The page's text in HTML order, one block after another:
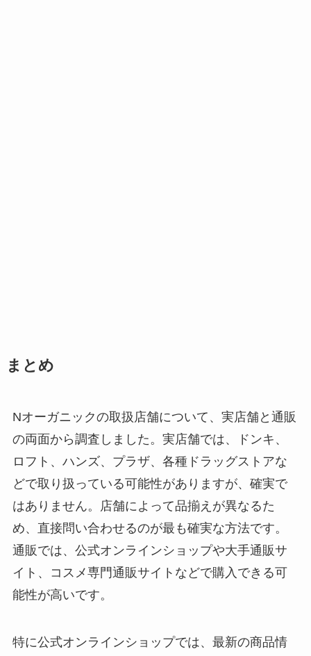
まとめ
Nオーガニックの取扱店舗について、実店舗と通販
の両面から調査しました。実店舗では、ドンキ、
ロフト、ハンズ、プラザ、各種ドラッグストアな
どで取り扱っている可能性がありますが、確実で
はありません。店舗によって品揃えが異なるた
め、直接問い合わせるのが最も確実な方法です。
通販では、公式オンラインショップや大手通販サ
イト、コスメ専門通販サイトなどで購入できる可
能性が高いです。
特に公式オンラインショップでは、最新の商品情